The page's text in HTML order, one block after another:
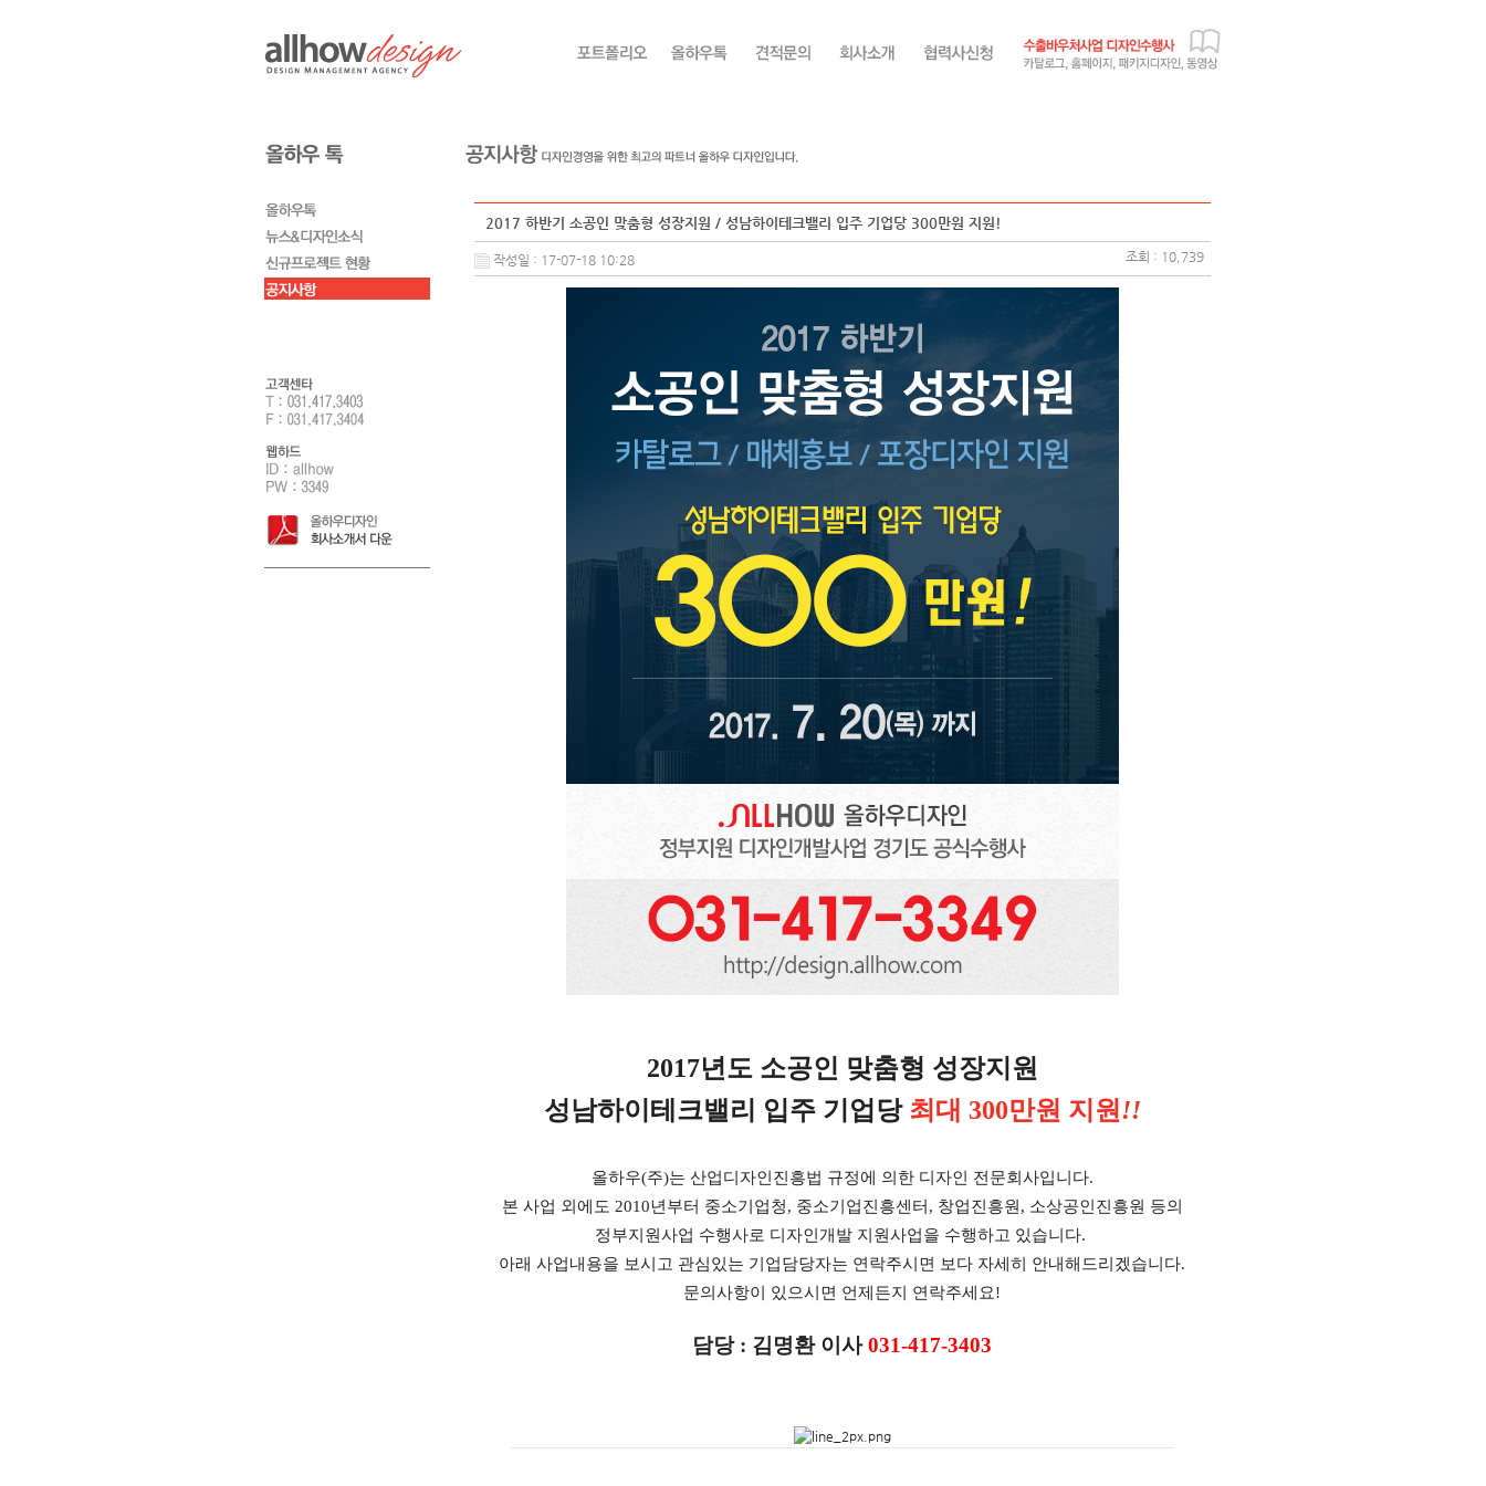
2017 하반기 소공인 맞춤형 성장지원 / 성남하이테크밸리 입주 기업당 300만원 지원!
작성일 : 17-07-18 10:28 조회 : 10,739
2017년도 소공인 맞춤형 성장지원
성남하이테크밸리 입주 기업당 최대 300만원 지원 !!
올하우(주)는 산업디자인진흥법 규정에 의한 디자인 전문회사입니다.
본 사업 외에도 2010년부터 중소기업청, 중소기업진흥센터, 창업진흥원, 소상공인진흥원 등의
정부지원사업 수행사로 디자인개발 지원사업을 수행하고 있습니다.
아래 사업내용을 보시고 관심있는 기업담당자는 연락주시면 보다 자세히 안내해드리겠습니다.
문의사항이 있으시면 언제든지 연락주세요!
담당 : 김명환 이사 031-417-3403